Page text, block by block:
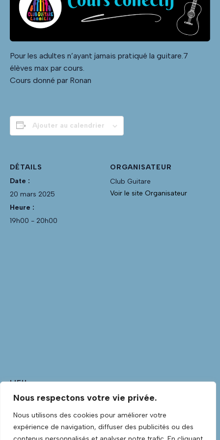
Nous respectons votre vie privée.
Nous utilisons des cookies pour améliorer votre
expérience de navigation, diffuser des publicités ou des
Pour les adultes n’ayant jamais pratiqué la guitare.7
élèves max par cours.
Cours donné par Ronan
Ajouter au calendrier
DÉTAILS
Date :
20 mars 2025
Heure :
19h00 - 20h00
ORGANISATEUR
Club Guitare
Voir le site Organisateur
LIEU
Club Guitare